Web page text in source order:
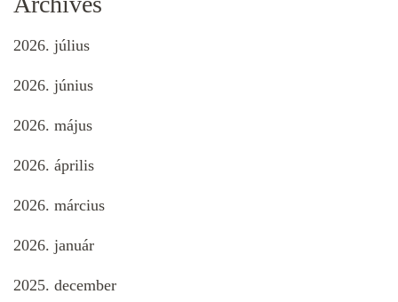
2026. július
2026. június
2026. május
2026. április
2026. március
2026. január
2025. december